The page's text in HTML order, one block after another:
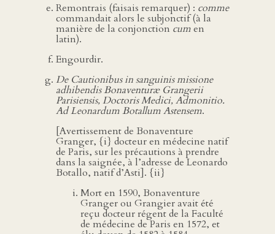
Remontrais (faisais remarquer) : comme
commandait alors le subjonctif (à la
manière de la conjonction cumen
latin).
Engourdir.
De Cautionibus in sanguinis missione
adhibendis Bonaventuræ Grangerii
Parisiensis, Doctoris Medici, Admonitio.
Ad Leonardum Botallum Astensem.
[Avertissement de Bonaventure
Granger, {i} docteur en médecine natif
de Paris, sur les précautions à prendre
dans la saignée, à l’adresse de Leonardo
Botallo, natif d’Asti]. {ii}
Mort en 1590, Bonaventure
Granger ou Grangier avait été
reçu docteur régent de la Faculté
de médecine de Paris en 1572, et